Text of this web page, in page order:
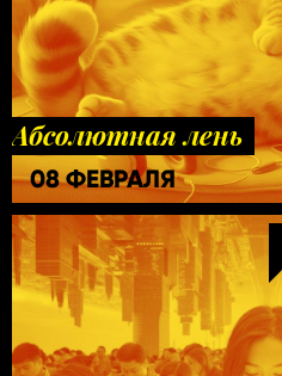
Абсолютная лень
08 ФЕВРАЛЯ